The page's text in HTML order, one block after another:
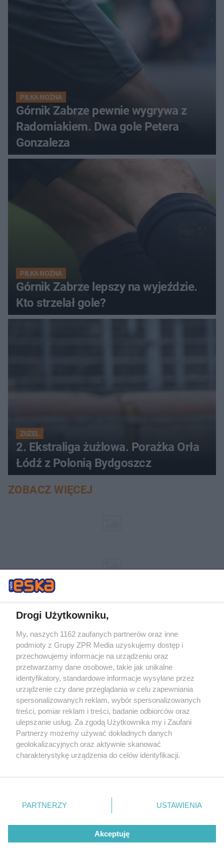
PIŁKA NOŻNA
Górnik Zabrze pewnie wygrywa z
Radomiakiem. Dwa gole Petera
Gonzaleza
PIŁKA NOŻNA
Górnik Zabrze lepszy na wyjeździe.
Kto strzelał gole?
ŻUŻEL
2. Ekstraliga żużlowa. Porażka Orła
Łódź z Polonią Bydgoszcz
ZOBACZ WIĘCEJ
tym także elektroniczny lub mechaniczny) na jakimkolwiek polu
eksploatacji w jakiejkolwiek formie, włącznie z umieszczaniem w
Internecie bez pisemnej zgody właściciela praw. Jakiekolwiek użycie lub
Drogi Użytkowniku,
My, naszych 1162 zaufanych partnerów oraz inne
podmioty z Grupy ZPR Media uzyskujemy dostęp i
przechowujemy informacje na urządzeniu oraz
przetwarzamy dane osobowe, takie jak unikalne
identyfikatory, standardowe informacje wysyłane przez
urządzenie czy dane przeglądania w celu zapewniania
spersonalizowanych reklam, wybór spersonalizowanych
treści, pomiar reklam i treści, badanie odbiorców oraz
ulepszanie usług. Za zgodą Użytkownika my i Zaufani
Partnerzy możemy używać dokładnych danych
geolokalizacyjnych oraz aktywnie skanować
charakterystykę urządzenia do celów identyfikacji.
zmienić/wycofać klikając przycisk ustawień prywatności
znajdujący się w lewym dolnym rogu strony
rodzaje przetwarzania danych nie wymagają zgody
użytkownika, ale masz prawo sprzeciwić się takiemu
przetwarzaniu. Preferencje będą miały zastosowanie tylko
PARTNERZY USTAWIENIA
Akceptuję